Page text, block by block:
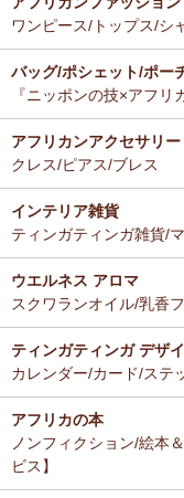
ーナー新入荷！
12/16：ガウチョパンツ
新作登場！～楽ちんク
12/16：キテンゲ 本革
キテンゲ◇ハイクオリ
技×アフリカの色』
12/4：ティンガティ
名ごとに2つのカテゴ
→ 作家名 A―L
→
12/4：ティンガティン
入荷！
私たちバラカは、チャ
らも大切に紹介してま
ナー新入荷！
12/3：巻くポーチ 〈2
荷！
とても美味しくて毎日
す。
Ａ さまより ティン
ドゥケさんの画は数年
ることにしました。と
バラカの紅茶は香りが
だきます。
Ｓ さまより キテン
以前プレゼントでいた
日使っています。
今回同じ「中サイズ」
で、1センチくらい心
でもこちらもカワイイ
ワンピース/トップス/シ
バッグ/ポシェット/ポー
『ニッポンの技×アフリ
アフリカンアクセサリー
クレス/ピアス/ブレス
インテリア雑貨
ティンガティンガ雑貨/
ウエルネス アロマ
スクワランオイル/乳香
ティンガティンガ デザ
カレンダー/カード/ステ
アフリカの本
ノンフィクション/絵本
ビス】